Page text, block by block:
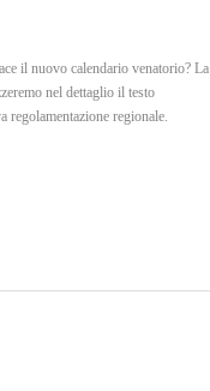
il nuovo calendario venatorio? La
nel dettaglio il testo
regionale.